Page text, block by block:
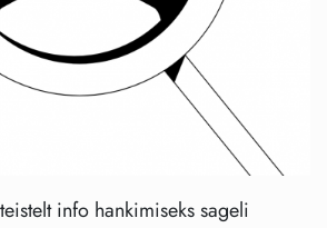
info hankimiseks sageli